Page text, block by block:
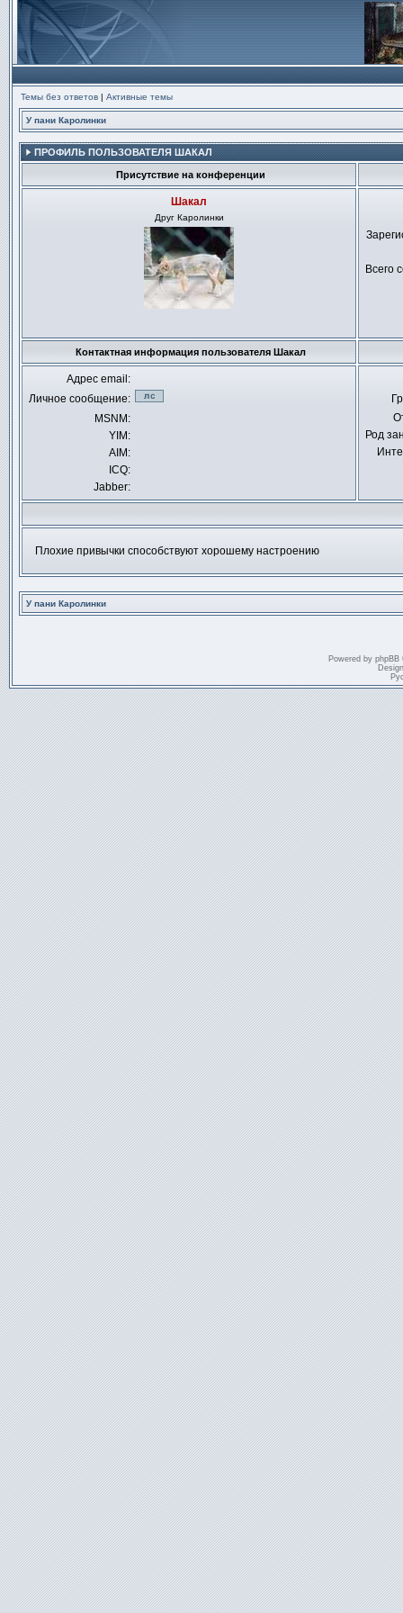
Темы без ответов | Активные темы
У пани Каролинки
ПРОФИЛЬ ПОЛЬЗОВАТЕЛЯ ШАКАЛ
Присутствие на конференции
Шакал
Друг Каролинки
Не
сети
Всего
Контактная информация пользователя Шакал
Адрес email:
Личное сообщение:
MSNM:
YIM:
AIM:
ICQ:
Jabber:
Род
Плохие привычки способствуют хорошему настроению
У пани Каролинки
Powered by phpBB